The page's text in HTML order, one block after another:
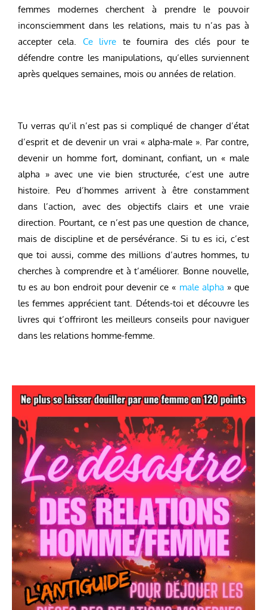
femmes modernes cherchent à prendre le pouvoir
inconsciemment dans les relations, mais tu n’as pas à
accepter cela. Ce livre te fournira des clés pour te
défendre contre les manipulations, qu’elles surviennent
après quelques semaines, mois ou années de relation.
Tu verras qu’il n’est pas si compliqué de changer d’état
d’esprit et de devenir un vrai « alpha-male ». Par contre,
devenir un homme fort, dominant, confiant, un « male
alpha » avec une vie bien structurée, c’est une autre
histoire. Peu d’hommes arrivent à être constamment
dans l’action, avec des objectifs clairs et une vraie
direction. Pourtant, ce n’est pas une question de chance,
mais de discipline et de persévérance. Si tu es ici, c’est
que toi aussi, comme des millions d’autres hommes, tu
cherches à comprendre et à t’améliorer. Bonne nouvelle,
tu es au bon endroit pour devenir ce « male alpha » que
les femmes apprécient tant. Détends-toi et découvre les
livres qui t’offriront les meilleurs conseils pour naviguer
dans les relations homme-femme.